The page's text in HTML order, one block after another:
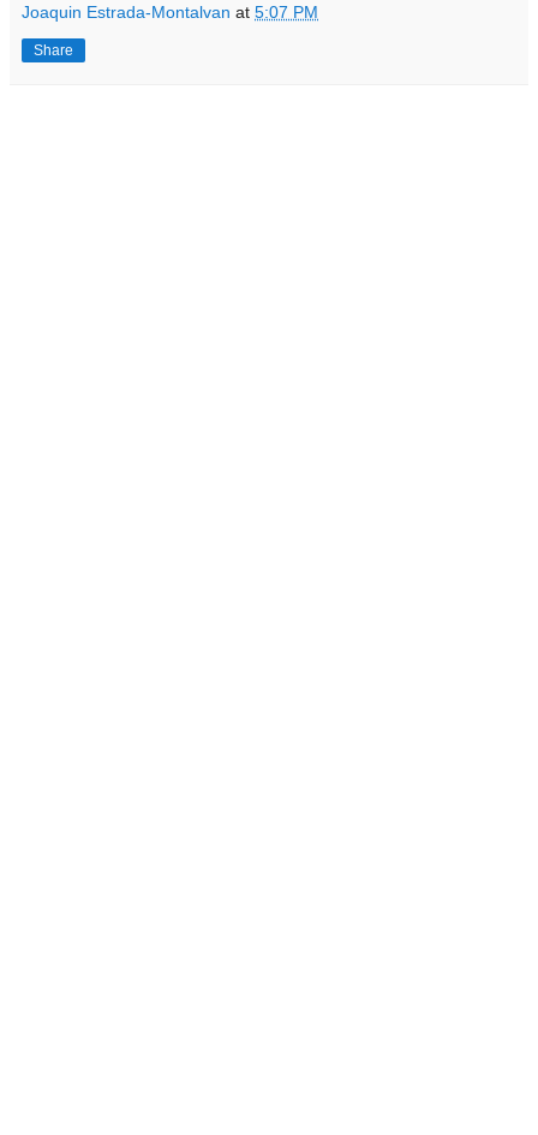
Joaquin Estrada-Montalvan at 5:07 PM
Share